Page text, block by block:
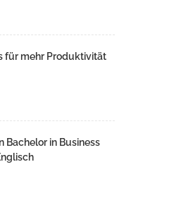
für mehr Produktivität
Bachelor in Business